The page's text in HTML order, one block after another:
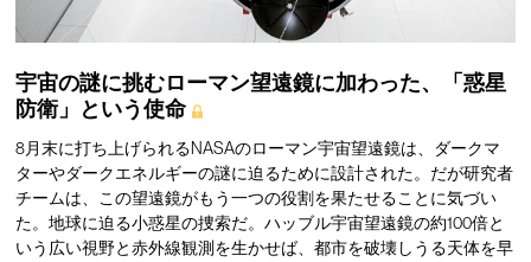
宇宙の謎に挑むローマン望遠鏡に加わった、「惑星
防衛」という使命
8月末に打ち上げられるNASAのローマン宇宙望遠鏡は、ダークマ
ターやダークエネルギーの謎に迫るために設計された。だが研究者
チームは、この望遠鏡がもう一つの役割を果たせることに気づい
た。地球に迫る小惑星の捜索だ。ハッブル宇宙望遠鏡の約100倍と
いう広い視野と赤外線観測を生かせば、都市を破壊しうる天体を早